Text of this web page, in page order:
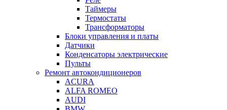
Таймеры
Термостаты
Трансформаторы
Блоки управления и платы
Датчики
Конденсаторы электрические
Пульты
Ремонт автокондиционеров
ACURA
ALFA ROMEO
AUDI